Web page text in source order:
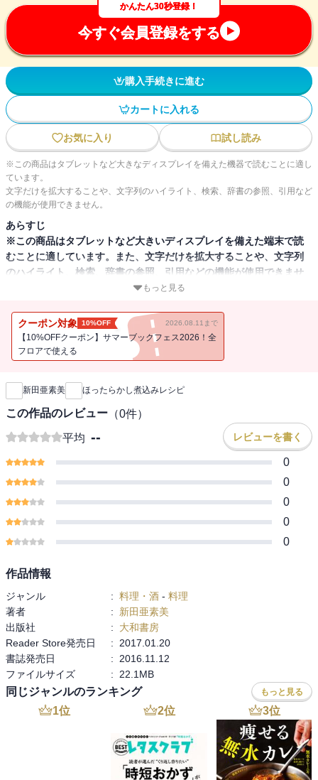
かんたん30秒登録！
今すぐ会員登録をする
購入手続きに進む
カートに入れる
お気に入り 試し読み
※この商品はタブレットなど大きなディスプレイを備えた機器で読むことに適し
ています。
文字だけを拡大することや、文字列のハイライト、検索、辞書の参照、引用など
の機能が使用できません。
あらすじ
※この商品はタブレットなど大きいディスプレイを備えた端末で読
むことに適しています。また、文字だけを拡大することや、文字列
のハイライト、検索、辞書の参照、引用などの機能が使用できませ
冬の定番「煮込み」料理。鍋さえあれば、煮込むだけのほったらか
しなのに、美味しい・簡単・おしゃれ。５分以下の“さっと煮込み”も
もっと見る
クーポン対象 10%OFF 2026.08.11まで
【10%OFFクーポン】サマーブックフェス2026！全
フロアで使える
新刊通知
新田亜素美 ほったらかし煮込みレシピ
この作品のレビュー （0件）
平均 -- レビューを書く
0
0
0
0
0
作品情報
ジャンル : 料理・酒 - 料理
著者
:
新田亜素美
出版社
:
大和書房
Reader Store発売日
:
2017.01.20
書誌発売日
:
2016.11.12
ファイルサイズ
: 22.1MB
同じジャンルのランキング もっと見る
1位 2位 3位